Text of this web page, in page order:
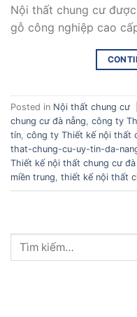
Nội thất chung cư
gỗ công nghiệp cao
Posted in Nội thất chung cư
chung cư đà nẵng, công ty
tín, công ty Thiết kế nội thất
that-chung-cu-uy-tin-da-
Thiết kế nội thất chung cư
miền trung, thiết kế nội thất